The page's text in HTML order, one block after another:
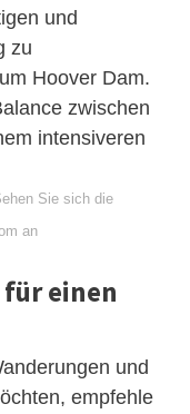
und
zu
Hoover Dam.
zwischen
intensiveren
Sie sich die
an
für einen
und
empfehle